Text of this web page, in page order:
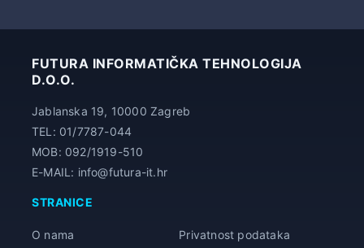
FUTURA INFORMATIČKA TEHNOLOGIJA
D.O.O.
Jablanska 19, 10000 Zagreb
TEL: 01/7787-044
MOB: 092/1919-510
E-MAIL: info@futura-it.hr
STRANICE
O nama
Privatnost podataka